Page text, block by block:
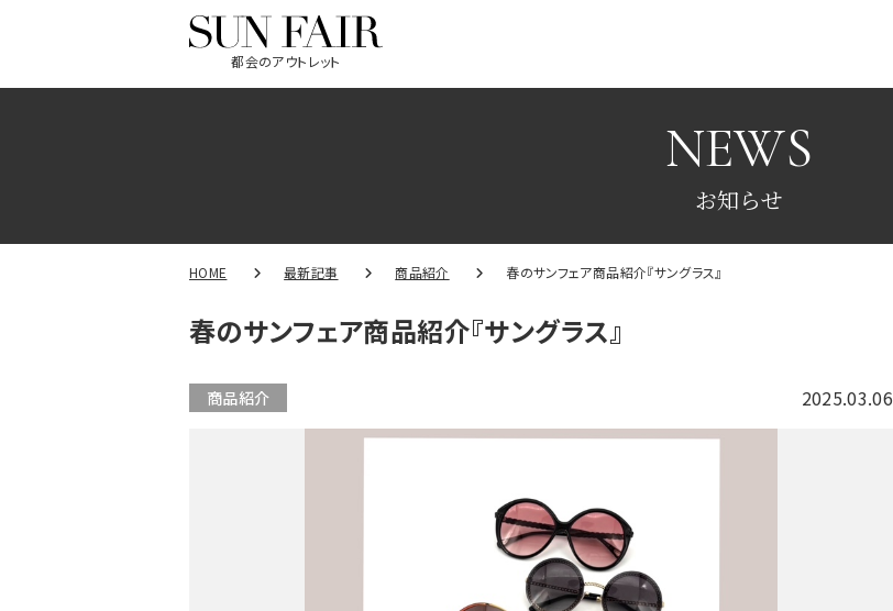
都会のアウトレット
NEWS
お知らせ
HOME 最新記事 商品紹介 春のサンフェア商品紹介『サングラス』
春のサンフェア商品紹介『サングラス』
商品紹介 2025.03.06